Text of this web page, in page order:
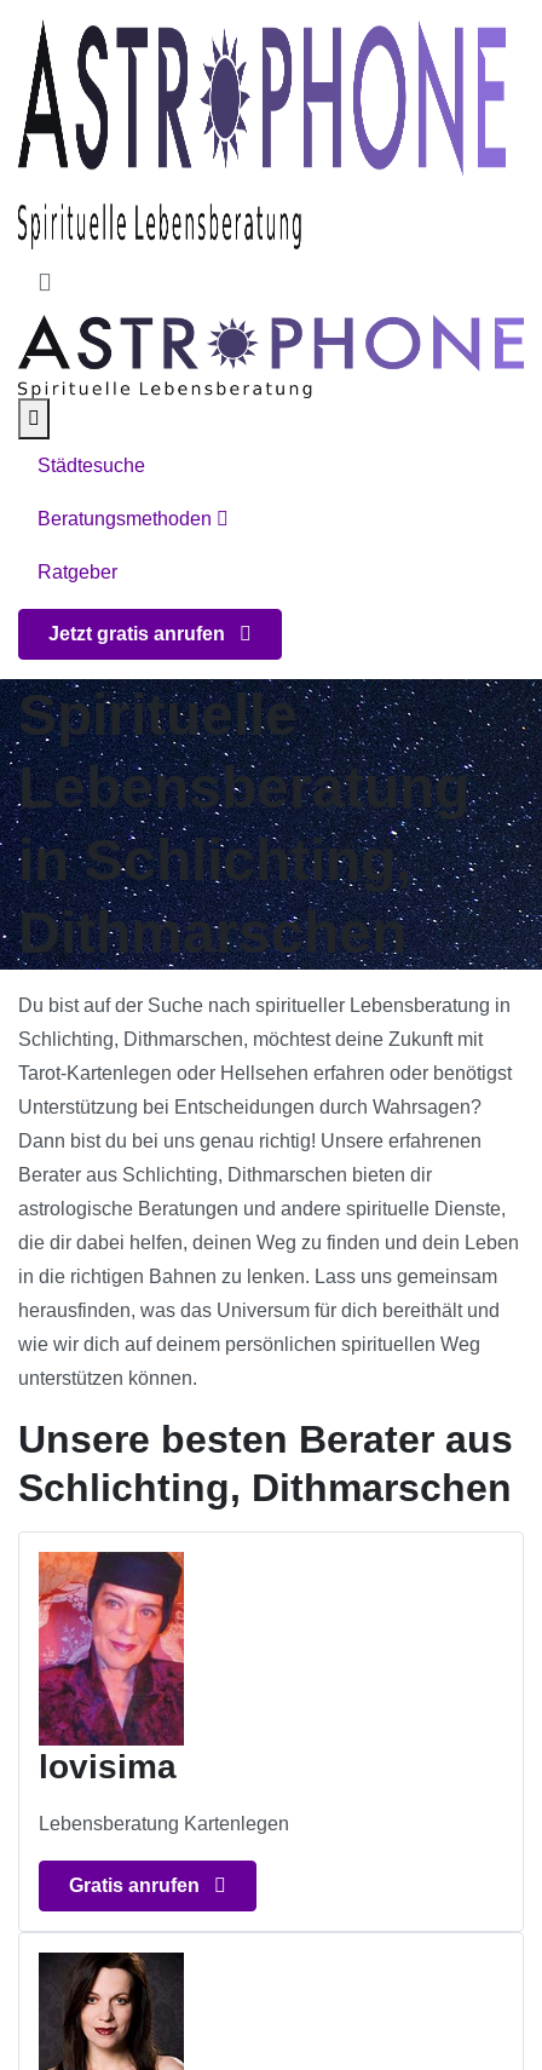
Skip to main content
Städtesuche
Beratungsmethoden
Ratgeber
Jetzt gratis anrufen
Spirituelle
Lebensberatung
in Schlichting,
Dithmarschen
Du bist auf der Suche nach spiritueller Lebensberatung in
Schlichting, Dithmarschen, möchtest deine Zukunft mit
Tarot-Kartenlegen oder Hellsehen erfahren oder benötigst
Unterstützung bei Entscheidungen durch Wahrsagen?
Dann bist du bei uns genau richtig! Unsere erfahrenen
Berater aus Schlichting, Dithmarschen bieten dir
astrologische Beratungen und andere spirituelle Dienste,
die dir dabei helfen, deinen Weg zu finden und dein Leben
in die richtigen Bahnen zu lenken. Lass uns gemeinsam
herausfinden, was das Universum für dich bereithält und
wie wir dich auf deinem persönlichen spirituellen Weg
unterstützen können.
Unsere besten Berater aus
Schlichting, Dithmarschen
lovisima
Lebensberatung Kartenlegen
Gratis anrufen